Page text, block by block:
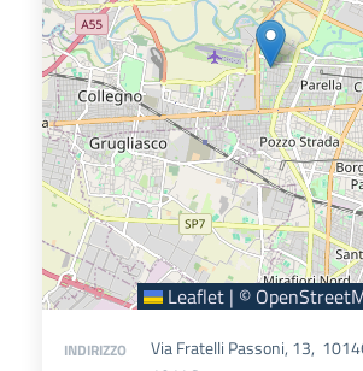
Leaflet | ©
INDIRIZZO Via Fratelli Passoni, 13,